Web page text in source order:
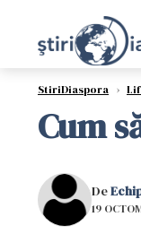
StiriDiaspora ›
Cum
De
19